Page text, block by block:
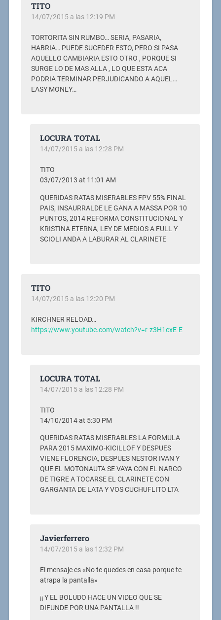
TITO
14/07/2015 a las 12:19 PM
TORTORITA SIN RUMBO… SERIA, PASARIA,
HABRIA… PUEDE SUCEDER ESTO, PERO SI PASA
AQUELLO CAMBIARIA ESTO OTRO , PORQUE SI
SURGE LO DE MAS ALLA , LO QUE ESTA ACA
PODRIA TERMINAR PERJUDICANDO A AQUEL…
EASY MONEY…
LOCURA TOTAL
14/07/2015 a las 12:28 PM
TITO
03/07/2013 at 11:01 AM
QUERIDAS RATAS MISERABLES FPV 55% FINAL
PAIS, INSAURRALDE LE GANA A MASSA POR 10
PUNTOS, 2014 REFORMA CONSTITUCIONAL Y
KRISTINA ETERNA, LEY DE MEDIOS A FULL Y
SCIOLI ANDA A LABURAR AL CLARINETE
TITO
14/07/2015 a las 12:20 PM
KIRCHNER RELOAD…
https://www.youtube.com/watch?v=r-z3H1cxE-E
LOCURA TOTAL
14/07/2015 a las 12:28 PM
TITO
14/10/2014 at 5:30 PM
QUERIDAS RATAS MISERABLES LA FORMULA
PARA 2015 MAXIMO-KICILLOF Y DESPUES
VIENE FLORENCIA, DESPUES NESTOR IVAN Y
QUE EL MOTONAUTA SE VAYA CON EL NARCO
DE TIGRE A TOCARSE EL CLARINETE CON
GARGANTA DE LATA Y VOS CUCHUFLITO LTA
Javierferrero
14/07/2015 a las 12:32 PM
El mensaje es «No te quedes en casa porque te
atrapa la pantalla»
¡¡ Y EL BOLUDO HACE UN VIDEO QUE SE
DIFUNDE POR UNA PANTALLA !!